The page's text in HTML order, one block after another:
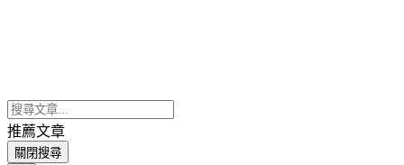
推薦文章
關閉搜尋